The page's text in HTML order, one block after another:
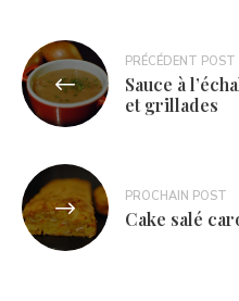
Navigation
de
l’article
PRÉCÉDENT POST
Sauce à
et grillades
PROCHAIN POST
Cake salé